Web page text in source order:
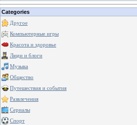
Categories
Другое
Компьютерные игры
Красота и здоровье
Люди и блоги
Музыка
Общество
Путешествия и события
Развлечения
Сериалы
Спорт